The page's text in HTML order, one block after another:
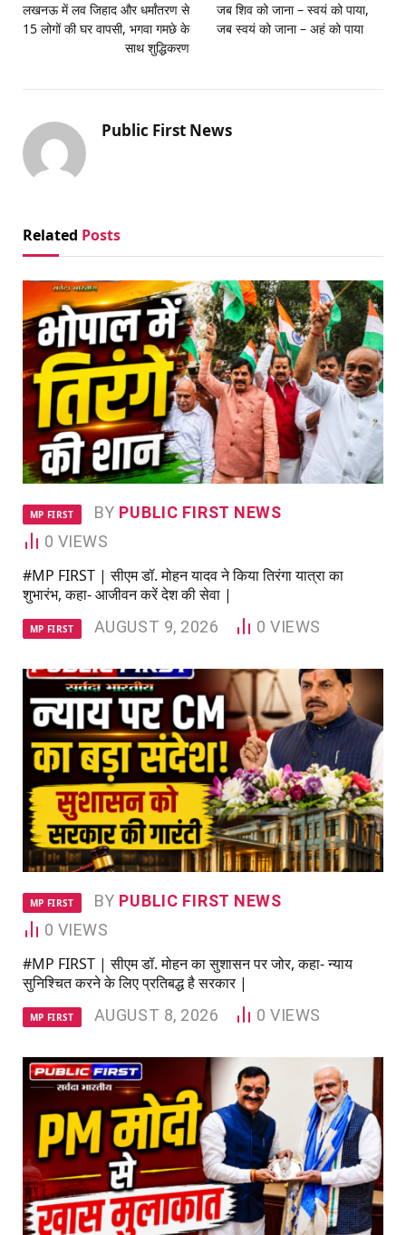
लखनऊ में लव जिहाद और धर्मांतरण से
15 लोगों की घर वापसी, भगवा गमछे के
साथ शुद्धिकरण
जब शिव को जाना – स्वयं को पाया,
जब स्वयं को जाना – अहं को पाया
Public First News
Related Posts
MP FIRST BY PUBLIC FIRST NEWS
0 VIEWS
#MP FIRST | सीएम डॉ. मोहन यादव ने किया तिरंगा यात्रा का
शुभारंभ, कहा- आजीवन करें देश की सेवा |
MP FIRST AUGUST 9, 2026 0VIEWS
MP FIRST BY PUBLIC FIRST NEWS
0 VIEWS
#MP FIRST | सीएम डॉ. मोहन का सुशासन पर जोर, कहा- न्याय
सुनिश्चित करने के लिए प्रतिबद्ध है सरकार |
MP FIRST AUGUST 8, 2026 0VIEWS